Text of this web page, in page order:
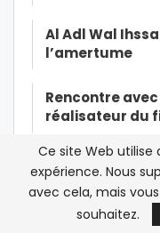
Al Adl Wal
l’amertume
Rencontre
réalisateur du
Affaire Radi: la
France
Mohammed VI
Ce site Web utilise
expérience. Nous
avec cela, mais
souhaitez.